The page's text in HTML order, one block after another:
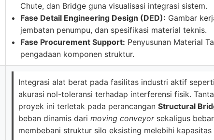
Chute, dan Bridge guna visualisasi integrasi sistem.
Fase Detail Engineering Design (DED): Gambar
jembatan penumpu, dan spesifikasi material teknis.
Fase Procurement Support: Penyusunan Material
pengadaan komponen struktur.
Integrasi alat berat pada fasilitas industri aktif
akurasi nol-toleransi terhadap interferensi fisik.
proyek ini terletak pada perancangan Structural
beban dinamis dari moving conveyorsekaligus
membebani struktur silo eksisting melebihi kapasitas